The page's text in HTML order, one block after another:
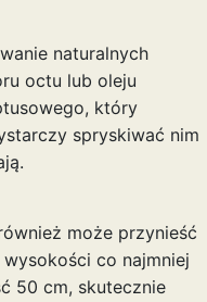
naturalnych
octu lub oleju
który
spryskiwać nim
może przynieść
co najmniej
50 cm, skutecznie